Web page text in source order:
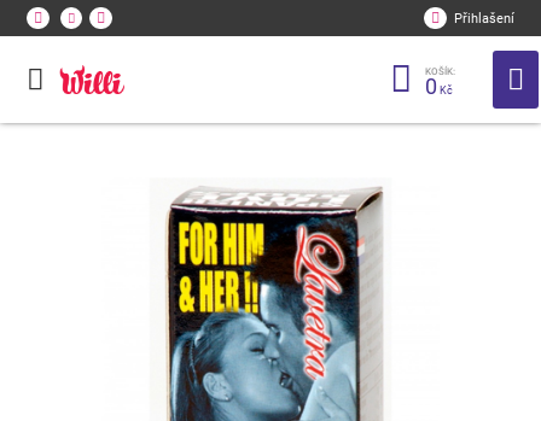
Přihlašení
KOŠÍK:
0 Kč